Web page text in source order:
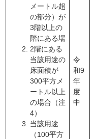
メートル超
の部分）が
3階以上の
階にある場
2階にある
当該用途の
床面積が
300平方メ
ートル以上
の場合（注
4）
当該用途
（100平方
令
和9
年
度
中